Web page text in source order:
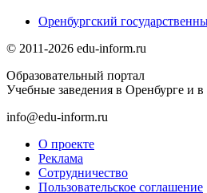
Оренбургский
© 2011-2026 edu-inform.ru
Образовательный портал
Учебные заведения в Оренбурге и
info@edu-inform.ru
О проекте
Реклама
Сотрудничество
Пользовательское соглашение